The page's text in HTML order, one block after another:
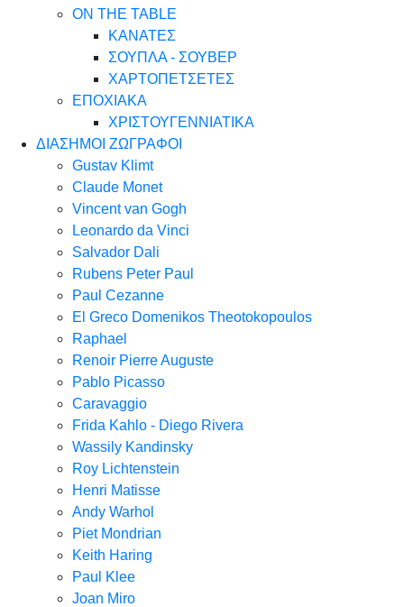
ON THE TABLE
ΚΑΝΑΤΕΣ
ΣΟΥΠΛΑ - ΣΟΥΒΕΡ
ΧΑΡΤΟΠΕΤΣΕΤΕΣ
ΕΠΟΧΙΑΚΑ
ΧΡΙΣΤΟΥΓΕΝΝΙΑΤΙΚΑ
ΔΙΑΣΗΜΟΙ ΖΩΓΡΑΦΟΙ
Gustav Klimt
Claude Monet
Vincent van Gogh
Leonardo da Vinci
Salvador Dali
Rubens Peter Paul
Paul Cezanne
El Greco Domenikos Theotokopoulos
Raphael
Renoir Pierre Auguste
Pablo Picasso
Caravaggio
Frida Kahlo - Diego Rivera
Wassily Kandinsky
Roy Lichtenstein
Henri Matisse
Andy Warhol
Piet Mondrian
Keith Haring
Paul Klee
Joan Miro